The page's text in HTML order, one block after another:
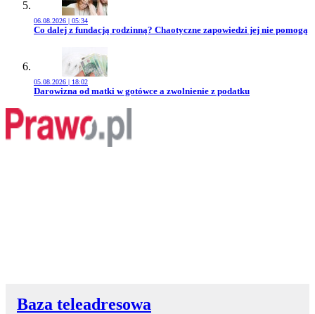
06.08.2026 | 05:34
Przejdź do artykułu:
Co dalej z fundacją rodzinną? Chaotyczne zapowiedzi jej nie pomogą
05.08.2026 | 18:02
Przejdź do artykułu:
Darowizna od matki w gotówce a zwolnienie z podatku
Baza teleadresowa